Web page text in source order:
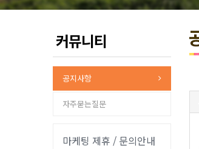
커뮤니티
공지사항
자주묻는질문
마케팅 제휴 / 문의안내